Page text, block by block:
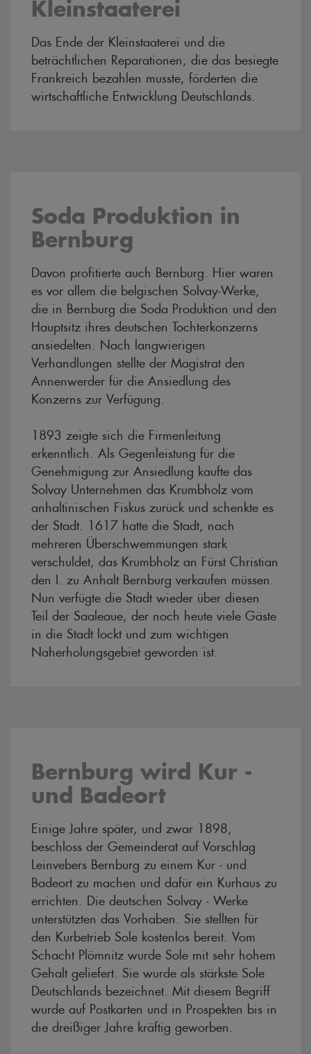
Kleinstaaterei
Das Ende der Kleinstaaterei und die
beträchtlichen Reparationen, die das besiegte
Frankreich bezahlen musste, förderten die
wirtschaftliche Entwicklung Deutschlands.
Soda Produktion in
Bernburg
Davon profitierte auch Bernburg. Hier waren
es vor allem die belgischen Solvay-Werke,
die in Bernburg die Soda Produktion und den
Hauptsitz ihres deutschen Tochterkonzerns
ansiedelten. Nach langwierigen
Verhandlungen stellte der Magistrat den
Annenwerder für die Ansiedlung des
Konzerns zur Verfügung.
1893 zeigte sich die Firmenleitung
erkenntlich. Als Gegenleistung für die
Genehmigung zur Ansiedlung kaufte das
Solvay Unternehmen das Krumbholz vom
anhaltinischen Fiskus zurück und schenkte es
der Stadt. 1617 hatte die Stadt, nach
mehreren Überschwemmungen stark
verschuldet, das Krumbholz an Fürst Christian
den I. zu Anhalt Bernburg verkaufen müssen.
Nun verfügte die Stadt wieder über diesen
Teil der Saaleaue, der noch heute viele Gäste
in die Stadt lockt und zum wichtigen
Naherholungsgebiet geworden ist.
Bernburg wird Kur -
und Badeort
Einige Jahre später, und zwar 1898,
beschloss der Gemeinderat auf Vorschlag
Leinvebers Bernburg zu einem Kur - und
Badeort zu machen und dafür ein Kurhaus zu
errichten. Die deutschen Solvay - Werke
unterstützten das Vorhaben. Sie stellten für
den Kurbetrieb Sole kostenlos bereit. Vom
Schacht Plömnitz wurde Sole mit sehr hohem
Gehalt geliefert. Sie wurde als stärkste Sole
Deutschlands bezeichnet. Mit diesem Begriff
wurde auf Postkarten und in Prospekten bis in
die dreißiger Jahre kräftig geworben.